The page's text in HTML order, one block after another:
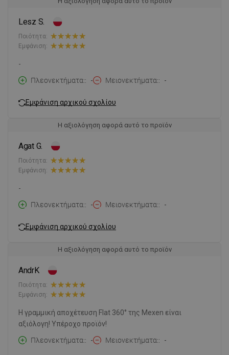
Lesz S.
Ποιότητα:
Εμφάνιση:
-
Πλεονεκτήματα:
- Μειονεκτήματα: -
Εμφάνιση αρχικού σχολίου
Η αξιολόγηση αφορά αυτό το προϊόν
Agat G.
Ποιότητα:
Εμφάνιση:
-
Πλεονεκτήματα:
- Μειονεκτήματα: -
Εμφάνιση αρχικού σχολίου
Η αξιολόγηση αφορά αυτό το προϊόν
AndrK
Ποιότητα:
Εμφάνιση:
Η γραμμική αποχέτευση Flat 360° της Mexen είναι
αξιόλογη! Υπέροχο προϊόν!
Πλεονεκτήματα:
- Μειονεκτήματα: -